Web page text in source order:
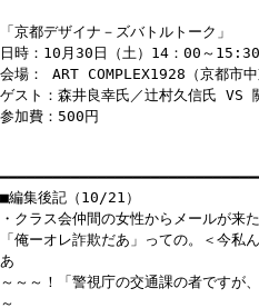
「京都デザイナ－ズバトルトーク」
日時：10月30日（土）14：00～15:30
会場： ART COMPLEX1928（京都市
ゲスト：森井良幸氏／辻村久信氏 VS
参加費：500円
■編集後記（10/21）
・クラス会仲間の女性からメールが来
「俺ーオレ詐欺だあ」っての。＜今私
あ
～～～！「警視庁の交通課の者ですが
～